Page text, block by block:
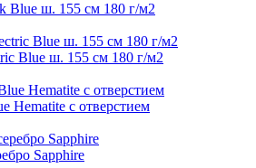
Blue ш. 155 см 180 г/м2
Blue ш. 155 см 180 г/м2
Hematite с отверстием
Sapphire